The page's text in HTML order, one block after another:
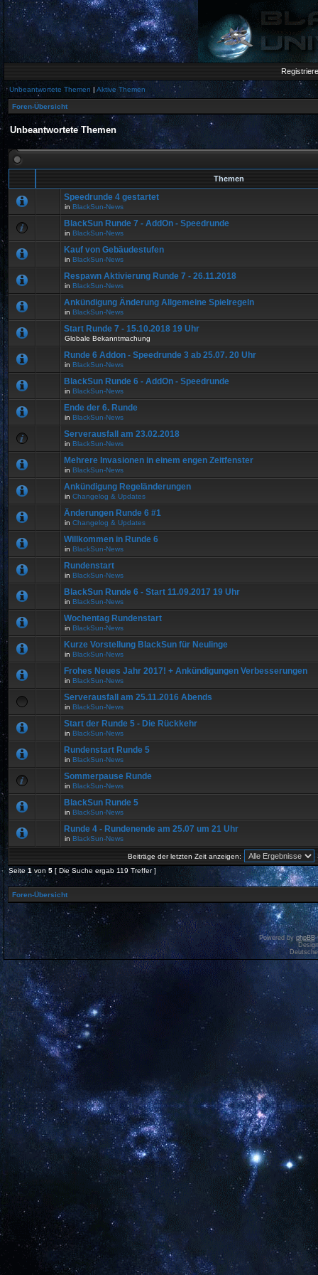
Unbeantwortete Themen |Aktive Themen
Foren-Übersicht
Unbeantwortete Themen
Themen
Speedrunde 4 gestartet
in BlackSun-News
BlackSun Runde 7 - AddOn - Speedrunde
in BlackSun-News
Kauf von Gebäudestufen
in BlackSun-News
Respawn Aktivierung Runde 7 - 26.11.2018
in BlackSun-News
Ankündigung Änderung Allgemeine Spielregeln
in BlackSun-News
Start Runde 7 - 15.10.2018 19 Uhr
Globale Bekanntmachung
Runde 6 Addon - Speedrunde 3 ab 25.07. 20 Uhr
in BlackSun-News
BlackSun Runde 6 - AddOn - Speedrunde
in BlackSun-News
Ende der 6. Runde
in BlackSun-News
Serverausfall am 23.02.2018
in BlackSun-News
Mehrere Invasionen in einem engen Zeitfenster
in BlackSun-News
Ankündigung Regeländerungen
in Changelog & Updates
Änderungen Runde 6 #1
in Changelog & Updates
Willkommen in Runde 6
in BlackSun-News
Rundenstart
in BlackSun-News
BlackSun Runde 6 - Start 11.09.2017 19 Uhr
in BlackSun-News
Wochentag Rundenstart
in BlackSun-News
Kurze Vorstellung BlackSun für Neulinge
in BlackSun-News
Frohes Neues Jahr 2017! + Ankündigungen Verbesserungen
in BlackSun-News
Serverausfall am 25.11.2016 Abends
in BlackSun-News
Start der Runde 5 - Die Rückkehr
in BlackSun-News
Rundenstart Runde 5
in BlackSun-News
Sommerpause Runde
in BlackSun-News
BlackSun Runde 5
in BlackSun-News
Runde 4 - Rundenende am 25.07 um 21 Uhr
in BlackSun-News
Beiträge der letzten Zeit anzeigen:
Seite1 von 5 [ Die Suche ergab 119 Treffer ]
Foren-Übersicht
Powered by phpBB